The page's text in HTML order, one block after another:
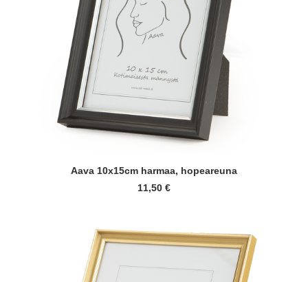
LISÄÄ OSTOSKORIIN
Aava 10x15cm harmaa, hopeareuna
11,50 €